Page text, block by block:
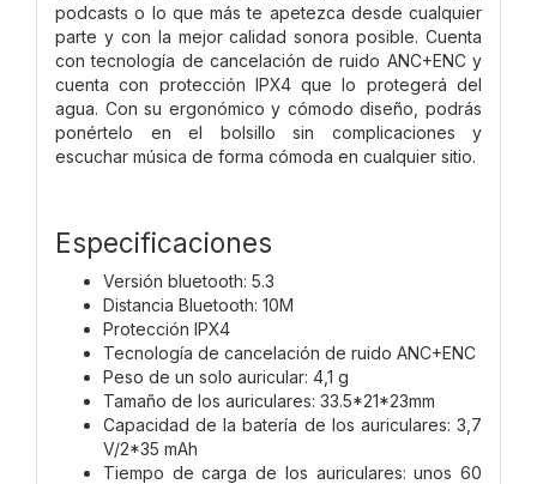
podcasts o lo que más te apetezca desde cualquier
parte y con la mejor calidad sonora posible. Cuenta
con tecnología de cancelación de ruido ANC+ENC y
cuenta con protección IPX4 que lo protegerá del
agua. Con su ergonómico y cómodo diseño, podrás
ponértelo en el bolsillo sin complicaciones y
escuchar música de forma cómoda en cualquier sitio.
Especificaciones
Versión bluetooth: 5.3
Distancia Bluetooth: 10M
Protección IPX4
Tecnología de cancelación de ruido ANC+ENC
Peso de un solo auricular: 4,1 g
Tamaño de los auriculares: 33.5*21*23mm
Capacidad de la batería de los auriculares: 3,7
V/2*35 mAh
Tiempo de carga de los auriculares: unos 60